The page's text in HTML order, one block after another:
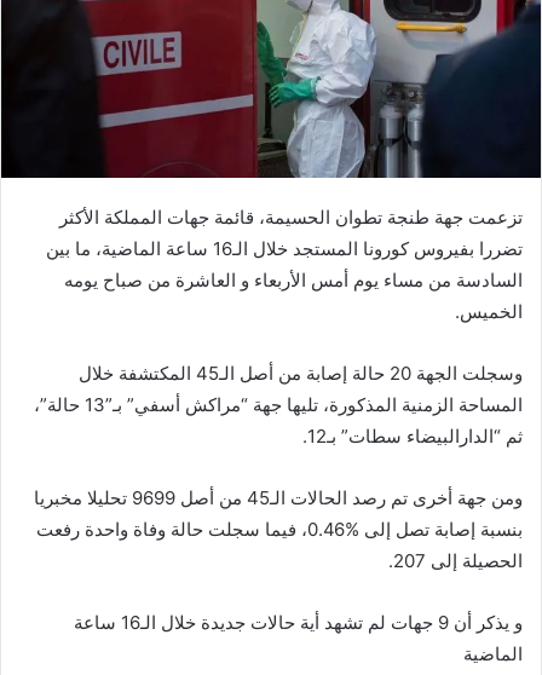
تزعمت جهة طنجة تطوان الحسيمة، قائمة جهات المملكة الأكثر
تضررا بفيروس كورونا المستجد خلال الـ16 ساعة الماضية، ما بين
السادسة من مساء يوم أمس الأربعاء و العاشرة من صباح يومه
الخميس.
وسجلت الجهة 20 حالة إصابة من أصل الـ45 المكتشفة خلال
المساحة الزمنية المذكورة، تليها جهة “مراكش أسفي” بـ”13 حالة”،
ثم “الدارالبيضاء سطات” بـ12.
ومن جهة أخرى تم رصد الحالات الـ45 من أصل 9699 تحليلا مخبريا
بنسبة إصابة تصل إلى %0.46، فيما سجلت حالة وفاة واحدة رفعت
الحصيلة إلى 207.
و يذكر أن 9 جهات لم تشهد أية حالات جديدة خلال الـ16 ساعة
الماضية